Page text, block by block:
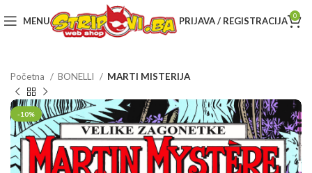
MENU PRIJAVA / REGISTRACIJA 0
Početna BONELLI MARTI MISTERIJA
-10%